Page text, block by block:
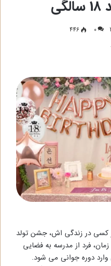
0
446
کسی در زندگی اش، جشن تولد
فرد از مدرسه به فضایی
وارد دوره جوانی می شود.